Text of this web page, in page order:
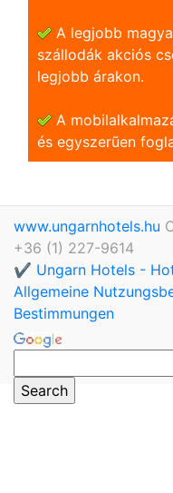
A legjobb
szállodák akciós
legjobb árakon.
A
és egyszerũen
www.ungarnhotels.hu
+36 (1) 227-9614
✔️ Ungarn Hotels -
Allgemeine
Bestimmungen